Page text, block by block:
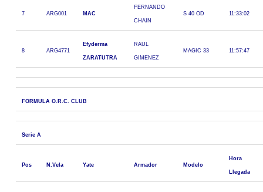
7 ARG001 MAC
FERNANDO
CHAIN
S 40 OD 11:33:02
8 ARG4771
Efyderma
ZARATUTRA
RAUL
GIMENEZ
MAGIC 33 11:57:47
FORMULA O.R.C. CLUB
Serie A
Pos N.Vela Yate Armador Modelo
Hora
Llegada